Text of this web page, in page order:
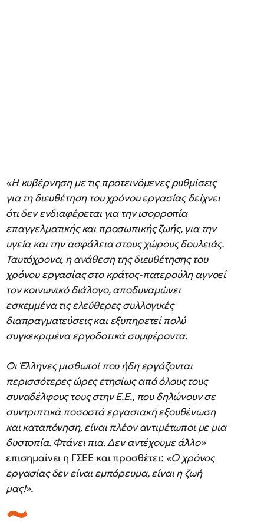
«Η κυβέρνηση με τις προτεινόμενες ρυθμίσεις
για τη διευθέτηση του χρόνου εργασίας δείχνει
ότι δεν ενδιαφέρεται για την ισορροπία
επαγγελματικής και προσωπικής ζωής, για την
υγεία και την ασφάλεια στους χώρους δουλειάς.
Ταυτόχρονα, η ανάθεση της διευθέτησης του
χρόνου εργασίας στο κράτος-πατερούλη αγνοεί
τον κοινωνικό διάλογο, αποδυναμώνει
εσκεμμένα τις ελεύθερες συλλογικές
διαπραγματεύσεις και εξυπηρετεί πολύ
συγκεκριμένα εργοδοτικά συμφέροντα.
Οι Έλληνες μισθωτοί που ήδη εργάζονται
περισσότερες ώρες ετησίως από όλους τους
συναδέλφους τους στην Ε.Ε., που δηλώνουν σε
συντριπτικά ποσοστά εργασιακή εξουθένωση
και καταπόνηση, είναι πλέον αντιμέτωποι με μια
δυστοπία. Φτάνει πια. Δεν αντέχουμε άλλο»
επισημαίνει η ΓΣΕΕ και προσθέτει: «Ο χρόνος
εργασίας δεν είναι εμπόρευμα, είναι η ζωή
μας!».